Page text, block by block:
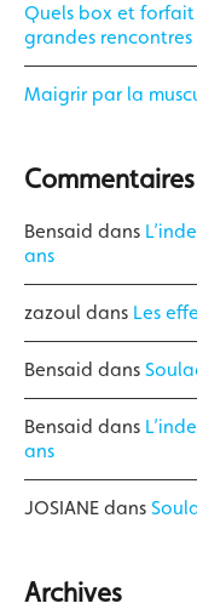
Quels box et
grandes rencontres
Maigrir par la
Bensaid dans
ans
zazoul dans Les
Bensaid dans
Bensaid dans
ans
JOSIANE dans
Archives